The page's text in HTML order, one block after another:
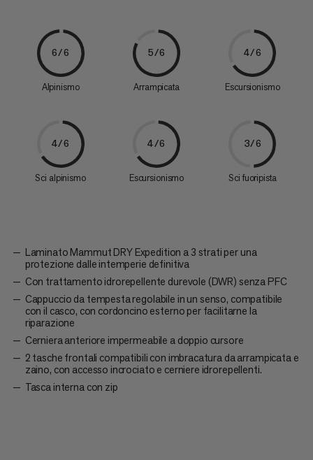
6/6
Alpinismo
5/6
Arrampicata
4/6
Escursionismo
4/6
Sci alpinismo
4/6
Escursionismo
3/6
Sci fuoripista
Laminato Mammut DRY Expedition a 3 strati per una
protezione dalle intemperie definitiva
Con trattamento idrorepellente durevole (DWR) senza PFC
Cappuccio da tempesta regolabile in un senso, compatibile
con il casco, con cordoncino esterno per facilitarne la
riparazione
Cerniera anteriore impermeabile a doppio cursore
2 tasche frontali compatibili con imbracatura da arrampicata e
zaino, con accesso incrociato e cerniere idrorepellenti.
Tasca interna con zip